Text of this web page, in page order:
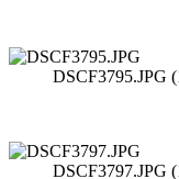
DSCF3795.JPG
DSCF3797.JPG